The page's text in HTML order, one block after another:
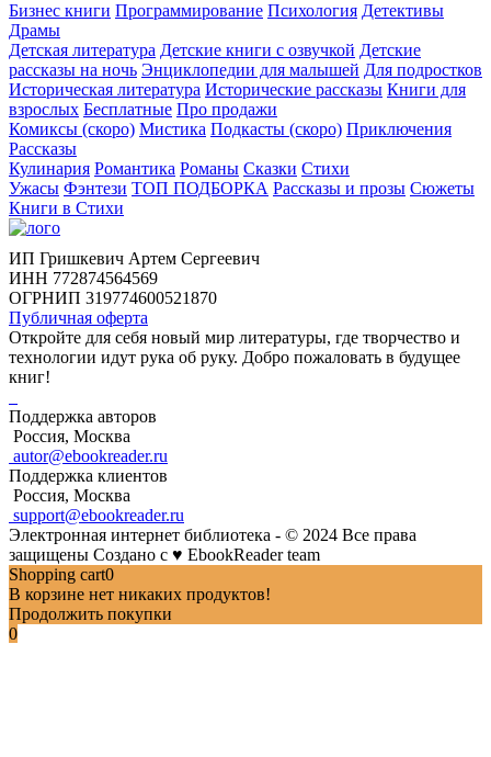
Бизнес книги Программирование Психология Детективы
Драмы
Детская литература Детские книги с озвучкой Детские
рассказы на ночь Энциклопедии для малышей Для подростков
Историческая литература Исторические рассказы Книги для
взрослых Бесплатные Про продажи
Комиксы (скоро) Мистика Подкасты (скоро) Приключения
Рассказы
Кулинария Романтика Романы Сказки Стихи
Ужасы Фэнтези ТОП ПОДБОРКА Рассказы и прозы Сюжеты
Книги в Стихи
ИП Гришкевич Артем Сергеевич
ИНН 772874564569
ОГРНИП 319774600521870
Публичная оферта
Откройте для себя новый мир литературы, где творчество и
технологии идут рука об руку. Добро пожаловать в будущее
книг!
Поддержка авторов
Россия, Москва
autor@ebookreader.ru
Поддержка клиентов
Россия, Москва
support@ebookreader.ru
Электронная интернет библиотека - © 2024 Все права
защищены Создано с ♥ EbookReader team
Shopping cart0
В корзине нет никаких продуктов!
Продолжить покупки
0